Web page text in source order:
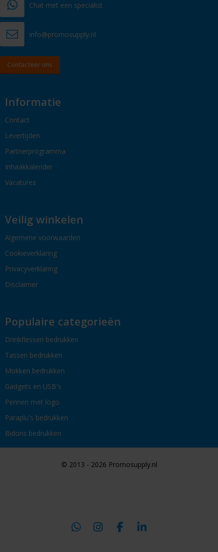
Chat met een specialist
info@promosupply.nl
Contacteer ons
Informatie
Contact
Levertijden
Partnerprogramma
Inhaakkalender
Vacatures
Veilig winkelen
Algemene voorwaarden
Cookieverklaring
Privacyverklaring
Disclaimer
Populaire categorieën
Drinkflessen bedrukken
Tassen bedrukken
Mokken bedrukken
Gadgets en USB's
Pennen met logo
Paraplu's bedrukken
Bidons bedrukken
© 2013 - 2026 Promosupply.nl